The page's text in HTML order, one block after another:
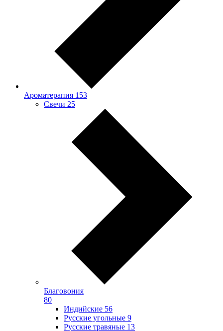
Ароматерапия 153
Свечи 25
Благовония
80
Индийские 56
Русские угольные 9
Русские травяные 13